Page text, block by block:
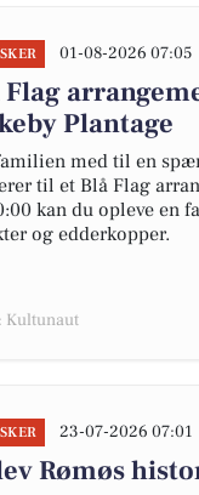
01-08-2026 07:05
Flag
Plantage
med til en
til et Blå Flag
kan du opleve en
og edderkopper.
Kultunaut
23-07-2026 07:01
Rømøs